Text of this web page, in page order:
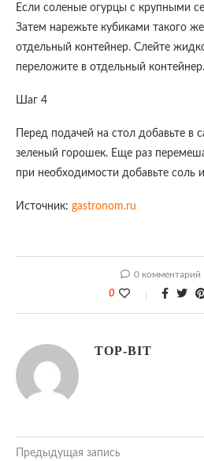
Если соленые огурцы с крупными
Затем нарежьте кубиками такого
отдельный контейнер. Слейте
переложите в отдельный контейнер.
Шаг 4
Перед подачей на стол добавьте в
зеленый горошек. Еще раз
при необходимости добавьте соль
Источник: gastronom.ru
0 комментарий
0
TOP-BIT
Предыдущая запись